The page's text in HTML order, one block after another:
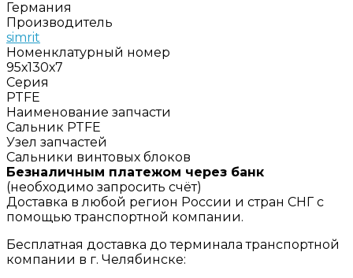
Германия
Производитель
simrit
Номенклатурный номер
95х130х7
Серия
PTFE
Наименование запчасти
Сальник PTFE
Узел запчастей
Сальники винтовых блоков
Безналичным платежом через банк
(необходимо запросить счёт)
Доставка в любой регион России и стран СНГ с
помощью транспортной компании.
Бесплатная доставка до терминала транспортной
компании в г. Челябинске: